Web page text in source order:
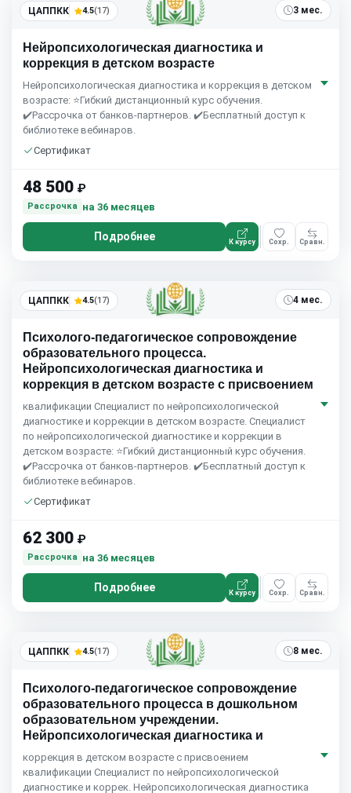
ЦАППКК 4.5(17) 3 мес.
Нейропсихологическая диагностика и
коррекция в детском возрасте
Нейропсихологическая диагностика и коррекция в детском
возрасте: ⭐Гибкий дистанционный курс обучения.
✔️Рассрочка от банков-партнеров. ✔️Бесплатный доступ к
библиотеке вебинаров.
Сертификат
48 500 ₽
Рассрочка на 36 месяцев
Подробнее К курсу Сохр. Сравн.
ЦАППКК 4.5(17) 4 мес.
Психолого-педагогическое сопровождение
образовательного процесса.
Нейропсихологическая диагностика и
коррекция в детском возрасте с присвоением
квалификации Специалист по нейропсихологической
диагностике и коррекции в детском возрасте. Специалист
по нейропсихологической диагностике и коррекции в
детском возрасте: ⭐Гибкий дистанционный курс обучения.
✔️Рассрочка от банков-партнеров. ✔️Бесплатный доступ к
библиотеке вебинаров.
Сертификат
62 300 ₽
Рассрочка на 36 месяцев
Подробнее К курсу Сохр. Сравн.
ЦАППКК 4.5(17) 8 мес.
Психолого-педагогическое сопровождение
образовательного процесса в дошкольном
образовательном учреждении.
Нейропсихологическая диагностика и
коррекция в детском возрасте с присвоением
квалификации Специалист по нейропсихологической
диагностике и коррек. Нейропсихологическая диагностика